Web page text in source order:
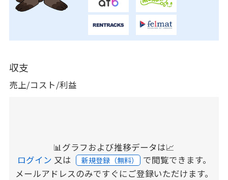
収支
売上/コスト/利益
📊グラフおよび推移データは📈
ログイン 又は 新規登録（無料） で閲覧できます。
メールアドレスのみですぐにご登録いただけます。